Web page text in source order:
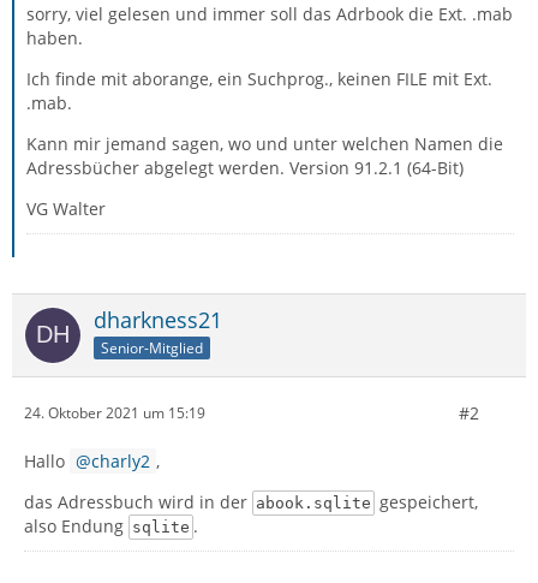
sorry, viel gelesen und immer soll das Adrbook die Ext. .mab
haben.
Ich finde mit aborange, ein Suchprog., keinen FILE mit Ext.
.mab.
Kann mir jemand sagen, wo und unter welchen Namen die
Adressbücher abgelegt werden. Version 91.2.1 (64-Bit)
VG Walter
dharkness21
Senior-Mitglied
24. Oktober 2021 um 15:19 #2
Hallo charly2 ,
das Adressbuch wird in der abook.sqlite gespeichert,
also Endung sqlite .